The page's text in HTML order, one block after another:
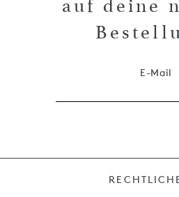
auf deine
E-Mail